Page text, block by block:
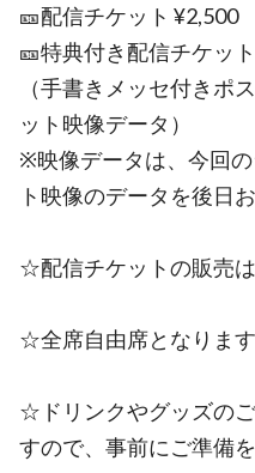
🎫配信チケット ¥2,500
🎫特典付き配信チケッ
（手書きメッセ付きポ
ット映像データ）
※映像データは、今回
ト映像のデータを後日
☆配信チケットの販売
☆全席自由席となります
☆ドリンクやグッズの
すので、事前にご準備